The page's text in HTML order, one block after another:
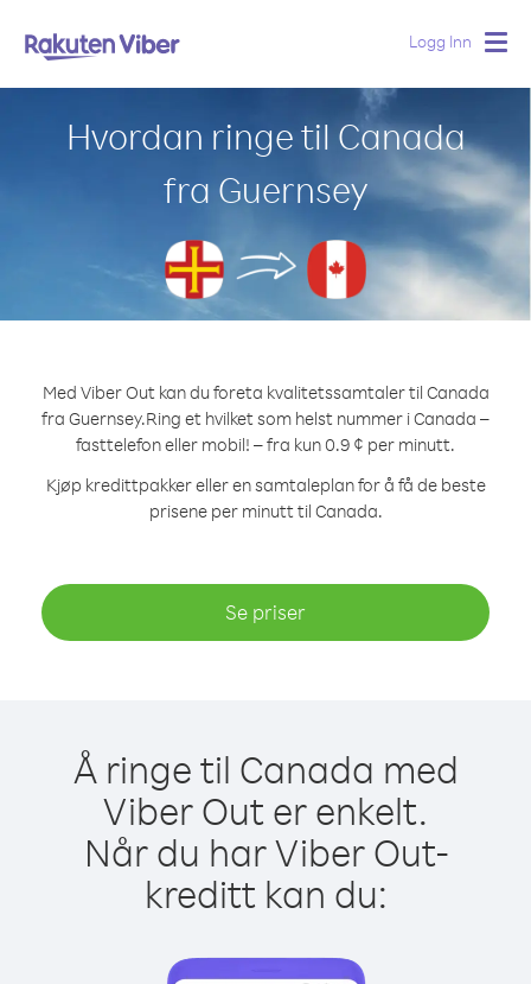
Logg Inn
Hvordan ringe til Canada
fra Guernsey
Med Viber Out kan du foreta kvalitetssamtaler til Canada
fra Guernsey.Ring et hvilket som helst nummer i Canada –
fasttelefon eller mobil! – fra kun 0.9 ¢ per minutt.
Kjøp kredittpakker eller en samtaleplan for å få de beste
prisene per minutt til Canada.
Se priser
Å ringe til Canada med
Viber Out er enkelt.
Når du har Viber Out-
kreditt kan du: